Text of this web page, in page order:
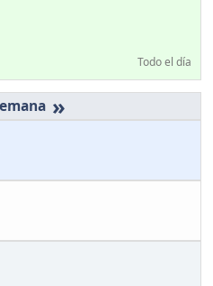
Todo el día
»